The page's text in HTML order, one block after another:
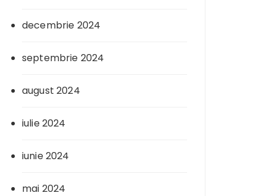
decembrie 2024
septembrie 2024
august 2024
iulie 2024
iunie 2024
mai 2024